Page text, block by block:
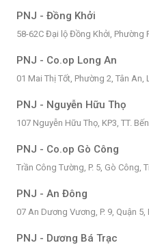
PNJ - Đồng Khởi
58-62C Đại lộ Đồng Khởi, Phường
PNJ - Co.op Long An
01 Mai Thị Tốt, Phường 2, Tân An,
PNJ - Nguyễn Hữu Thọ
107 Nguyễn Hữu Thọ, KP3, TT.
PNJ - Co.op Gò Công
Trần Công Tường, P. 5, Gò Công,
PNJ - An Đông
07 An Dương Vương, P. 9, Quận 5,
PNJ - Dương Bá Trạc